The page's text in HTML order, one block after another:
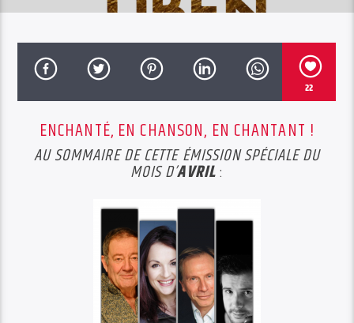
22
ENCHANTÉ, EN CHANSON, EN CHANTANT !
AU SOMMAIRE DE CETTE ÉMISSION SPÉCIALE DU
MOIS D’AVRIL: